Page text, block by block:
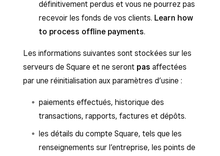
définitivement perdus et vous ne pourrez pas
recevoir les fonds de vos clients. Learn how
to process offline payments.
Les informations suivantes sont stockées sur les
serveurs de Square et ne seront pas affectées
par une réinitialisation aux paramètres d’usine :
paiements effectués, historique des
transactions, rapports, factures et dépôts.
les détails du compte Square, tels que les
renseignements sur l’entreprise, les points de